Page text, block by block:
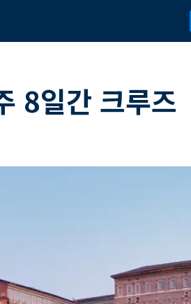
8일간 크루즈